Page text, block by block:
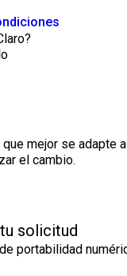
que mejor se adapte
el cambio.
solicitud
portabilidad